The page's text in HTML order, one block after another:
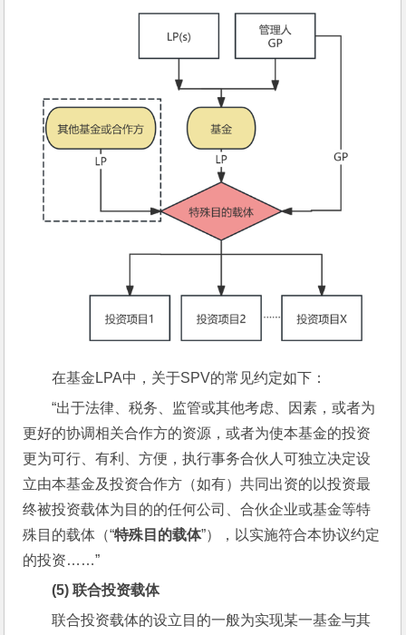
在基金LPA中，关于SPV的常见约定如下：
“出于法律、税务、监管或其他考虑、因素，或者为
更好的协调相关合作方的资源，或者为使本基金的投资
更为可行、有利、方便，执行事务合伙人可独立决定设
立由本基金及投资合作方（如有）共同出资的以投资最
终被投资载体为目的的任何公司、合伙企业或基金等特
殊目的载体（“特殊目的载体”），以实施符合本协议约定
的投资……”
(5) 联合投资载体
联合投资载体的设立目的一般为实现某一基金与其